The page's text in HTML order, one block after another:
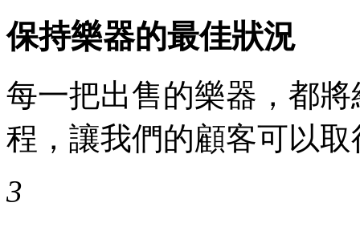
保持樂器的最佳狀況
每一把出售的樂器，都
程，讓我們的顧客可以
3